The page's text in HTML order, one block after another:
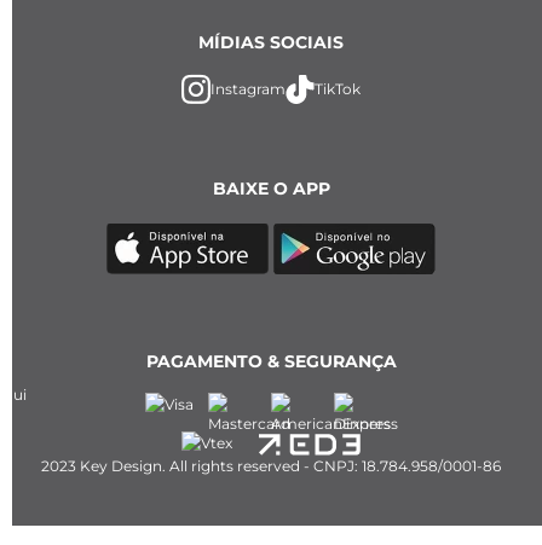
BAIXE O APP
MÍDIAS SOCIAIS
Instagram TikTok
PAGAMENTO & SEGURANÇA
2023 Key Design. All rights reserved - CNPJ: 18.784.958/0001-86